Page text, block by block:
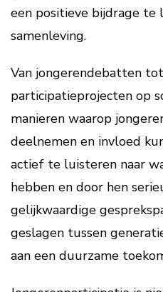
een positieve bijdrage te
samenleving.
Van jongerendebatten
participatieprojecten op
manieren waarop
deelnemen en invloed
actief te luisteren naar
hebben en door hen
gelijkwaardige
geslagen tussen
aan een duurzame